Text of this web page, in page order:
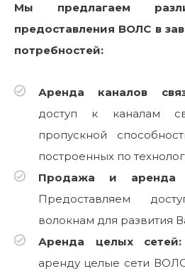
Мы предлагаем
предоставления ВОЛС в
потребностей:
Аренда каналов
доступ к каналам
пропускной
построенных по
Продажа и аренда
Предоставляем
волокнам для развития
Аренда целых сетей:
аренду целые сети